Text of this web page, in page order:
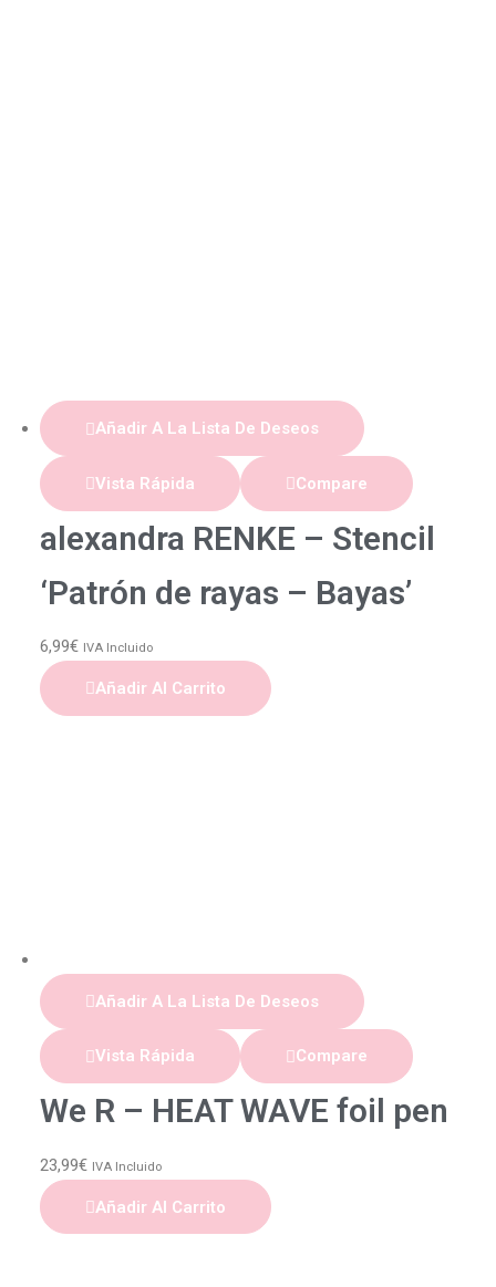
Añadir A La Lista De Deseos
Vista Rápida Compare
alexandra RENKE – Stencil
‘Patrón de rayas – Bayas’
6,99€ IVA Incluido
Añadir Al Carrito
Añadir A La Lista De Deseos
Vista Rápida Compare
We R – HEAT WAVE foil pen
23,99€ IVA Incluido
Añadir Al Carrito